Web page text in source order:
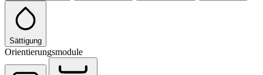
Sättigung
Orientierungsmodule